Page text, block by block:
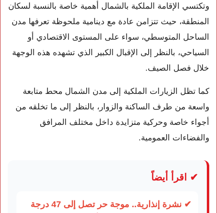
وتكتسي الإقامة الملكية بالشمال أهمية خاصة بالنسبة لسكان
المنطقة، حيث تتزامن عادة مع دينامية ملحوظة تعرفها مدن
الساحل المتوسطي، سواء على المستوى الاقتصادي أو
السياحي، بالنظر إلى الإقبال الكبير الذي تشهده هذه الوجهة
خلال فصل الصيف.
كما تظل الزيارات الملكية إلى مدن الشمال محط متابعة
واسعة من طرف الساكنة والزوار، بالنظر إلى ما تخلقه من
أجواء خاصة وحركية متزايدة داخل مختلف المرافق
والفضاءات العمومية.
✔ اقرأ أيضاً
✔ نشرة إنذارية.. موجة حر تصل إلى 47 درجة